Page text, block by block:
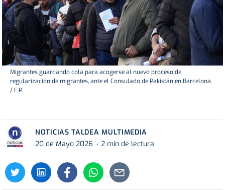
Migrantes guardando cola para acogerse al nuevo proceso de
regularización de migrantes, ante el Consulado de Pakistán en Barcelona.
/ E.P.
NOTICIAS TALDEA MULTIMEDIA
20 de Mayo 2026
2 min de lectura